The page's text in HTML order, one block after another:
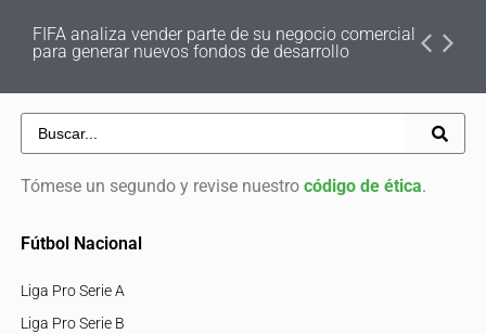
FIFA analiza vender parte de su negocio comercial
para generar nuevos fondos de desarrollo
Tómese un segundo y revise nuestro código de ética.
Fútbol Nacional
Liga Pro Serie A
Liga Pro Serie B